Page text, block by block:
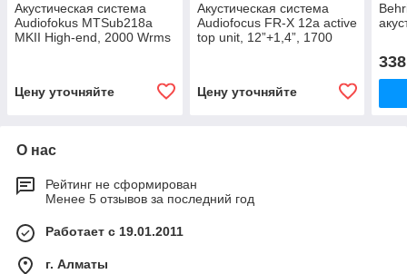
Акустическая система
Audiofokus MTSub218a
MKII High-end, 2000 Wrms
Цену уточняйте
Акустическая система
Audiofocus FR-X 12a active
top unit, 12”+1,4”, 1700
Цену уточняйте
О нас
Рейтинг не сформирован
Менее 5 отзывов за последний год
Работает с 19.01.2011
г. Алматы